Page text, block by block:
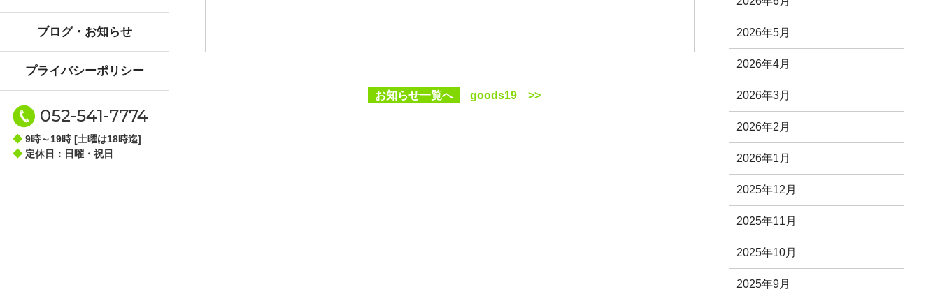
ブログ・お知らせ
プライバシーポリシー
052-541-7774
◆ 9時～19時 [土曜は18時迄]
◆ 定休日：日曜・祝日
お知らせ一覧へ goods19 >>
2026年5月
2026年4月
2026年3月
2026年2月
2026年1月
2025年12月
2025年11月
2025年10月
2025年9月